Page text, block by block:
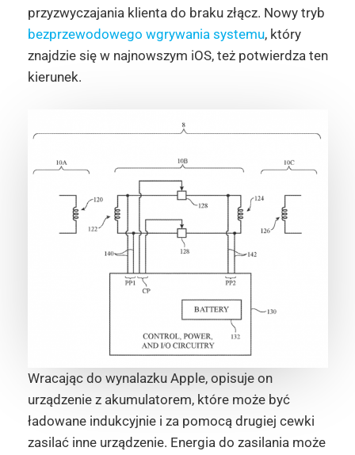
przyzwyczajania klienta do braku złącz. Nowy tryb
bezprzewodowego wgrywania systemu, który
znajdzie się w najnowszym iOS, też potwierdza ten
kierunek.
Wracając do wynalazku Apple, opisuje on
urządzenie z akumulatorem, które może być
ładowane indukcyjnie i za pomocą drugiej cewki
zasilać inne urządzenie. Energia do zasilania może